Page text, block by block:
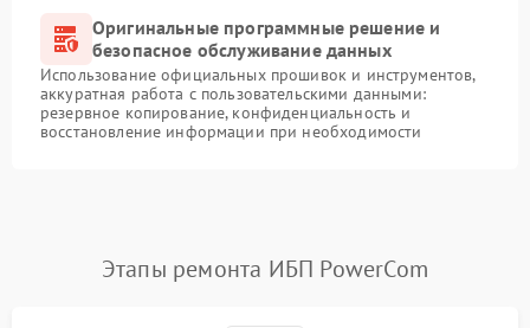
Оригинальные программные решение и
безопасное обслуживание данных
Использование официальных прошивок и инструментов,
аккуратная работа с пользовательскими данными:
резервное копирование, конфиденциальность и
восстановление информации при необходимости
Этапы ремонта ИБП PowerCom